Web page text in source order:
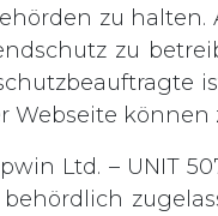
zu
zu
Webseite
Ltd. – UNIT